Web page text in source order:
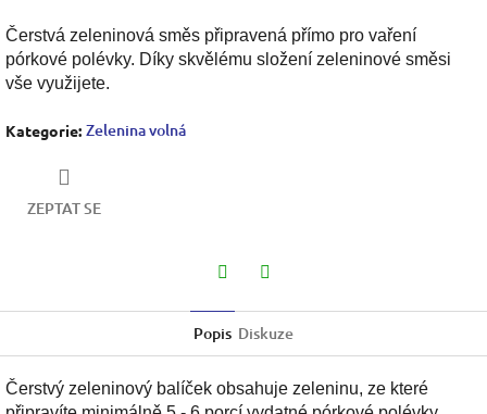
Čerstvá zeleninová směs připravená přímo pro vaření
pórkové polévky. Díky skvělému složení zeleninové směsi
vše využijete.
Kategorie: Zelenina volná
ZEPTAT SE
Popis Diskuze
Čerstvý zeleninový balíček obsahuje zeleninu, ze které